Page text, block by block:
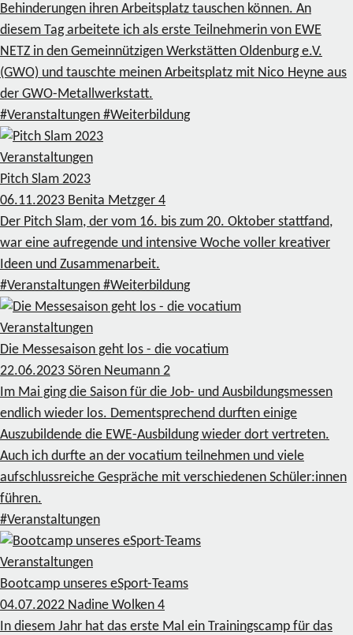
Behinderungen ihren Arbeitsplatz tauschen können. An
diesem Tag arbeitete ich als erste Teilnehmerin von EWE
NETZ in den Gemeinnützigen Werkstätten Oldenburg e.V.
(GWO) und tauschte meinen Arbeitsplatz mit Nico Heyne aus
der GWO-Metallwerkstatt.
#Veranstaltungen #Weiterbildung
Veranstaltungen
Pitch Slam 2023
06.11.2023 Benita Metzger 4
Der Pitch Slam, der vom 16. bis zum 20. Oktober stattfand,
war eine aufregende und intensive Woche voller kreativer
Ideen und Zusammenarbeit.
#Veranstaltungen #Weiterbildung
Veranstaltungen
Die Messesaison geht los - die vocatium
22.06.2023 Sören Neumann 2
Im Mai ging die Saison für die Job- und Ausbildungsmessen
endlich wieder los. Dementsprechend durften einige
Auszubildende die EWE-Ausbildung wieder dort vertreten.
Auch ich durfte an der vocatium teilnehmen und viele
aufschlussreiche Gespräche mit verschiedenen Schüler:innen
führen.
#Veranstaltungen
Veranstaltungen
Bootcamp unseres eSport-Teams
04.07.2022 Nadine Wolken 4
In diesem Jahr hat das erste Mal ein Trainingscamp für das